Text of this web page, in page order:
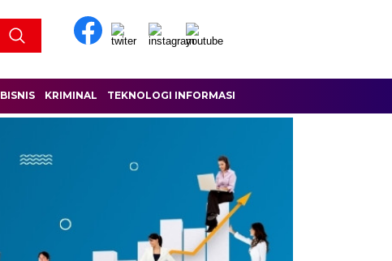
BISNIS KRIMINAL TEKNOLOGI INFORMASI